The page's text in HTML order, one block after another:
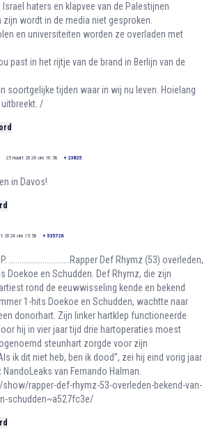
Israel haters en klapvee van de Palestijnen
zijn wordt in de media niet gesproken.
en universiteiten worden ze overladen met
past in het rijtje van de brand in Berlijn van de
soortgelijke tijden waar in wij nu leven. Hoielang
/
25 maart 2024 om 16:58 + 23825
in Davos!
2024 om 15:58 + 535726
.............................Rapper Def Rhymz (53) overleden,
Doekoe en Schudden. Def Rhymz, die zijn
rond de eeuwwisseling kende en bekend
1-hits Doekoe en Schudden, wachtte naar
donorhart. Zijn linker hartklep functioneerde
hij in vier jaar tijd drie hartoperaties moest
steunhart zorgde voor zijn
ik dit niet heb, ben ik dood’’, zei hij eind vorig jaar
van Fernando Halman.
rapper-def-rhymz-53-overleden-bekend-van-
schudden~a527fc3e/